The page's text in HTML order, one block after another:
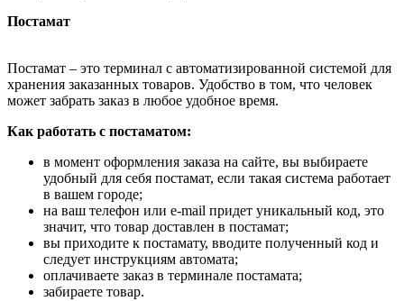
Постамат
Постамат – это терминал с автоматизированной системой для
хранения заказанных товаров. Удобство в том, что человек
может забрать заказ в любое удобное время.
Как работать с постаматом:
в момент оформления заказа на сайте, вы выбираете
удобный для себя постамат, если такая система работает
в вашем городе;
на ваш телефон или e-mail придет уникальный код, это
значит, что товар доставлен в постамат;
вы приходите к постамату, вводите полученный код и
следует инструкциям автомата;
оплачиваете заказ в терминале постамата;
забираете товар.